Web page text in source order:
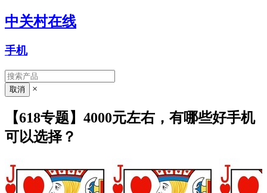
中关村在线
手机
×
【618专题】4000元左右，有哪些好手机
可以选择？